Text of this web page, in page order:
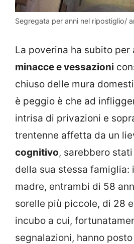
Segregata per anni nel ripostiglio/
La poverina ha subito per
minacce e vessazioni
chiuso delle mura
è peggio è che ad
intrisa di privazioni e
trentenne affetta da un
cognitivo, sarebbero
della sua stessa famiglia:
madre, entrambi di 58
sorelle più piccole, di 28
incubo a cui,
segnalazioni, hanno